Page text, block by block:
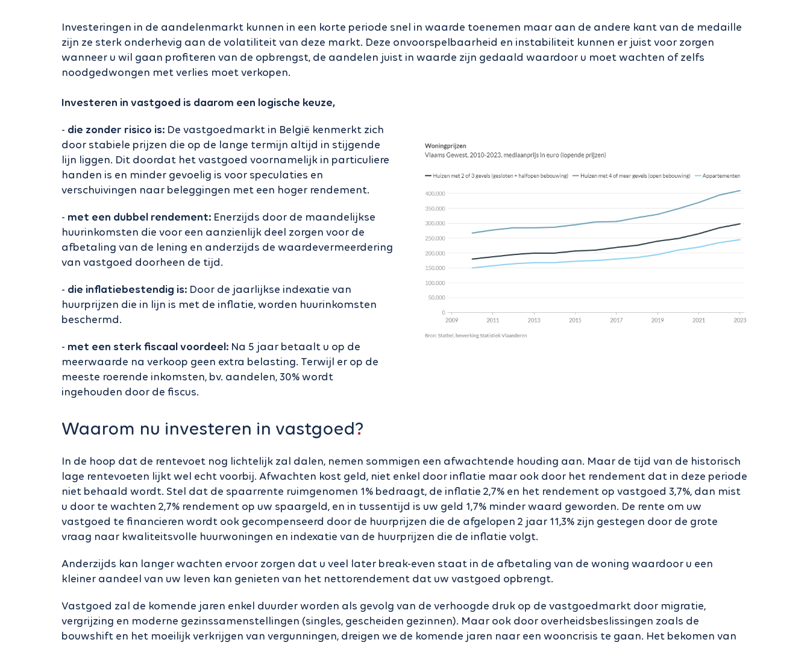
Investeringen in de aandelenmarkt kunnen in een korte periode snel in waarde toenemen maar aan de andere kant van de medaille
zijn ze sterk onderhevig aan de volatiliteit van deze markt. Deze onvoorspelbaarheid en instabiliteit kunnen er juist voor zorgen
wanneer u wil gaan profiteren van de opbrengst, de aandelen juist in waarde zijn gedaald waardoor u moet wachten of zelfs
noodgedwongen met verlies moet verkopen.
Investeren in vastgoed is daarom een logische keuze,
- die zonder risico is: De vastgoedmarkt in België kenmerkt zich
door stabiele prijzen die op de lange termijn altijd in stijgende
lijn liggen. Dit doordat het vastgoed voornamelijk in particuliere
handen is en minder gevoelig is voor speculaties en
verschuivingen naar beleggingen met een hoger rendement.
- met een dubbel rendement: Enerzijds door de maandelijkse
huurinkomsten die voor een aanzienlijk deel zorgen voor de
afbetaling van de lening en anderzijds de waardevermeerdering
van vastgoed doorheen de tijd.
- die inflatiebestendig is: Door de jaarlijkse indexatie van
huurprijzen die in lijn is met de inflatie, worden huurinkomsten
beschermd.
- met een sterk fiscaal voordeel: Na 5 jaar betaalt u op de
meerwaarde na verkoop geen extra belasting. Terwijl er op de
meeste roerende inkomsten, bv. aandelen, 30% wordt
ingehouden door de fiscus.
Waarom nu investeren in vastgoed?
In de hoop dat de rentevoet nog lichtelijk zal dalen, nemen sommigen een afwachtende houding aan. Maar de tijd van de historisch
lage rentevoeten lijkt wel echt voorbij. Afwachten kost geld, niet enkel door inflatie maar ook door het rendement dat in deze periode
niet behaald wordt. Stel dat de spaarrente ruimgenomen 1% bedraagt, de inflatie 2,7% en het rendement op vastgoed 3,7%, dan mist
u door te wachten 2,7% rendement op uw spaargeld, en in tussentijd is uw geld 1,7% minder waard geworden. De rente om uw
vastgoed te financieren wordt ook gecompenseerd door de huurprijzen die de afgelopen 2 jaar 11,3% zijn gestegen door de grote
vraag naar kwaliteitsvolle huurwoningen en indexatie van de huurprijzen die de inflatie volgt.
Anderzijds kan langer wachten ervoor zorgen dat u veel later break-even staat in de afbetaling van de woning waardoor u een
kleiner aandeel van uw leven kan genieten van het nettorendement dat uw vastgoed opbrengt.
Vastgoed zal de komende jaren enkel duurder worden als gevolg van de verhoogde druk op de vastgoedmarkt door migratie,
vergrijzing en moderne gezinssamenstellingen (singles, gescheiden gezinnen). Maar ook door overheidsbeslissingen zoals de
bouwshift en het moeilijk verkrijgen van vergunningen, dreigen we de komende jaren naar een wooncrisis te gaan. Het bekomen van